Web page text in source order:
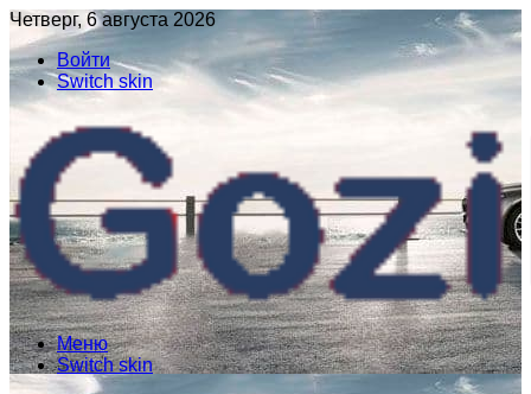
Четверг, 6 августа 2026
Войти
Switch skin
Меню
Switch skin